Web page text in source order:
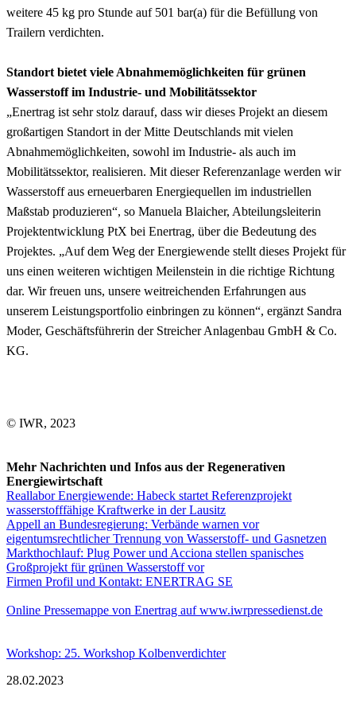
weitere 45 kg pro Stunde auf 501 bar(a) für die Befüllung von
Trailern verdichten.
Standort bietet viele Abnahmemöglichkeiten für grünen
Wasserstoff im Industrie- und Mobilitätssektor
„Enertrag ist sehr stolz darauf, dass wir dieses Projekt an diesem
großartigen Standort in der Mitte Deutschlands mit vielen
Abnahmemöglichkeiten, sowohl im Industrie- als auch im
Mobilitätssektor, realisieren. Mit dieser Referenzanlage werden wir
Wasserstoff aus erneuerbaren Energiequellen im industriellen
Maßstab produzieren“, so Manuela Blaicher, Abteilungsleiterin
Projektentwicklung PtX bei Enertrag, über die Bedeutung des
Projektes. „Auf dem Weg der Energiewende stellt dieses Projekt für
uns einen weiteren wichtigen Meilenstein in die richtige Richtung
dar. Wir freuen uns, unsere weitreichenden Erfahrungen aus
unserem Leistungsportfolio einbringen zu können“, ergänzt Sandra
Moder, Geschäftsführerin der Streicher Anlagenbau GmbH & Co.
KG.
© IWR, 2023
Mehr Nachrichten und Infos aus der Regenerativen
Energiewirtschaft
Reallabor Energiewende: Habeck startet Referenzprojekt
wasserstofffähige Kraftwerke in der Lausitz
Appell an Bundesregierung: Verbände warnen vor
eigentumsrechtlicher Trennung von Wasserstoff- und Gasnetzen
Markthochlauf: Plug Power und Acciona stellen spanisches
Großprojekt für grünen Wasserstoff vor
Firmen Profil und Kontakt: ENERTRAG SE
Online Pressemappe von Enertrag auf www.iwrpressedienst.de
Workshop: 25. Workshop Kolbenverdichter
28.02.2023